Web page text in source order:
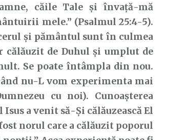
căile Tale şi învaţă-mă
mele.” (Psalmul 25:4-5).
și pământul sunt în culmea
călăuzit de Duhul și umplut de
Se poate întâmpla din nou.
nu-L vom experimenta mai
cu noi). Cunoașterea
a venit să-Și călăuzească El
norul care a călăuzit poporul